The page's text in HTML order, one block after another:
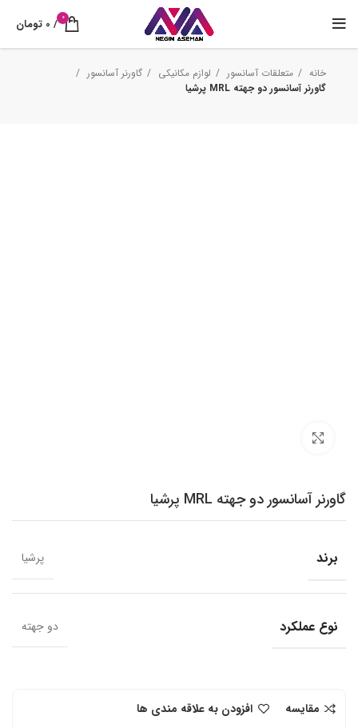
0
/
0 تومان
خانه متعلقات آسانسور لوازم مکانیکی
گاورنر آسانسور
گاورنر آسانسور دو جهته MRL پرشیا
گاورنر آسانسور دو جهته MRL پرشیا
برند پرشیا
نوع عملکرد دو جهته
مقایسه
افزودن به علاقه مندی ها